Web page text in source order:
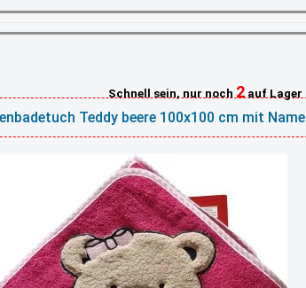
Schnell sein, nur noch2auf Lager
Teddy beere 100x100 cm mit Name